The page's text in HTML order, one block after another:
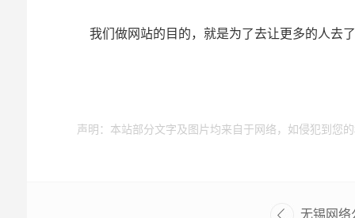
我们做网站的目的，就是为了去让更多的人去
声明：本站部分文字及图片均来自于网络，如侵犯到您
无锡网络